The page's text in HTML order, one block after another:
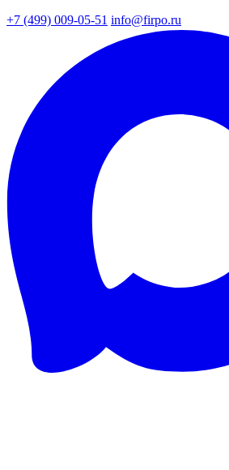
+7 (499) 009-05-51 info@firpo.ru